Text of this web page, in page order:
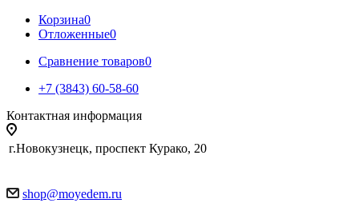
Корзина0
Отложенные0
Сравнение товаров0
+7 (3843) 60-58-60
Контактная информация
г.Новокузнецк, проспект Курако, 20
shop@moyedem.ru